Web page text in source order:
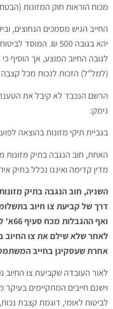
מכוח הוראות חוק המזונות
החייב הגיש מסמכים הנחוצים,
יהא בגובה 500 ₪.
לגובה החיוב המוצע, אך הוסיף
(למל"ל) הזכות לנכות מכל
הרשם הנכבד לא קיבל את
נימק:
בגביית תיקי מזונות בהוצאה לפועל יש 2
האחת, חוב הנגבה בתיק מזונות
מדין קדימה ואיננו נכלל בתיק
השניה, חוב הנגבה בתיק
דרך של קביעת צו חיוב
ואף
לאחר שלא שילם את צו החיוב
אחרת שעסקינן בחייב
לאור העובדה שקביעת צו החיוב
וישנם חייבים המתקיימים
לביטוח לאומי, דוגמת קצבת